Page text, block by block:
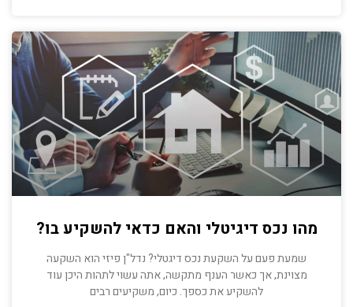
מהו נכס דיגיטלי והאם כדאי להשקיע בו?
שמעת פעם על השקעת נכס דיגטלי? נדל"ן פיזי הוא השקעה
מצוינת, אך כאשר הענף מתקשה, אתה עשוי לתהות היכן עוד
להשקיע את כספך. כיום, משקיעים רבים